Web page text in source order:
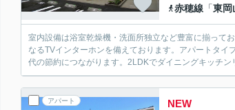
赤穂線 「東岡
室内設備は浴室乾燥機・洗面所独立など豊富に揃って
なるTVインターホンを備えております。アパートタ
代の節約につながります。2LDKでダイニングキッチ
アパート NEW